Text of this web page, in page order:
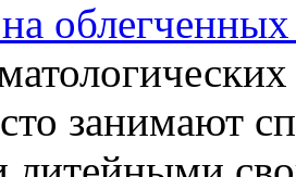
занимают